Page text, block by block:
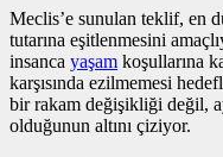
Meclis’e sunulan teklif, en
tutarına eşitlenmesini
insanca yaşam koşullarına
karşısında ezilmemesi
bir rakam değişikliği değil,
olduğunun altını çiziyor.